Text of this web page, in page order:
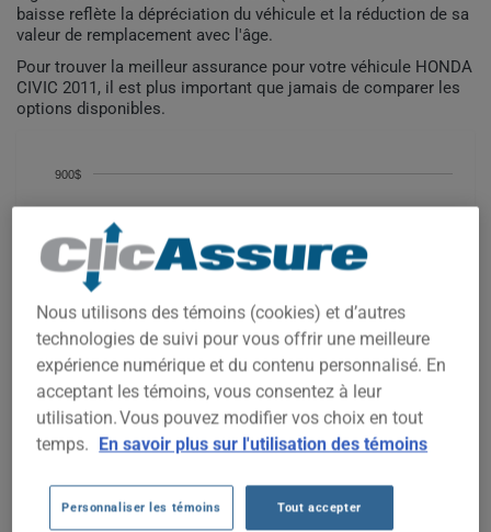
baisse reflète la dépréciation du véhicule et la réduction de sa
valeur de remplacement avec l'âge.
Pour trouver la meilleur assurance pour votre véhicule HONDA
CIVIC 2011, il est plus important que jamais de comparer les
options disponibles.
600$
700$
800$
900$
Nous utilisons des témoins (cookies) et d’autres
technologies de suivi pour vous offrir une meilleure
expérience numérique et du contenu personnalisé. En
acceptant les témoins, vous consentez à leur
utilisation. Vous pouvez modifier vos choix en tout
temps. En savoir plus sur l'utilisation des témoins
Personnaliser les témoins Tout accepter